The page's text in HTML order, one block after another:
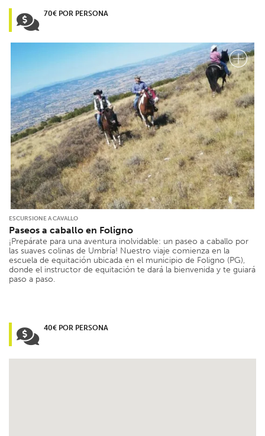
70€ POR PERSONA
ESCURSIONE A CAVALLO
Paseos a caballo en Foligno
¡Prepárate para una aventura inolvidable: un paseo a caballo por
las suaves colinas de Umbría! Nuestro viaje comienza en la
escuela de equitación ubicada en el municipio de Foligno (PG),
donde el instructor de equitación te dará la bienvenida y te guiará
paso a paso.
40€ POR PERSONA